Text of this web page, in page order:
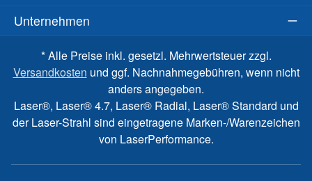
Unternehmen
* Alle Preise inkl. gesetzl. Mehrwertsteuer zzgl.
Versandkosten und ggf. Nachnahmegebühren, wenn nicht
anders angegeben.
Laser®, Laser® 4.7, Laser® Radial, Laser® Standard und
der Laser-Strahl sind eingetragene Marken-/Warenzeichen
von LaserPerformance.